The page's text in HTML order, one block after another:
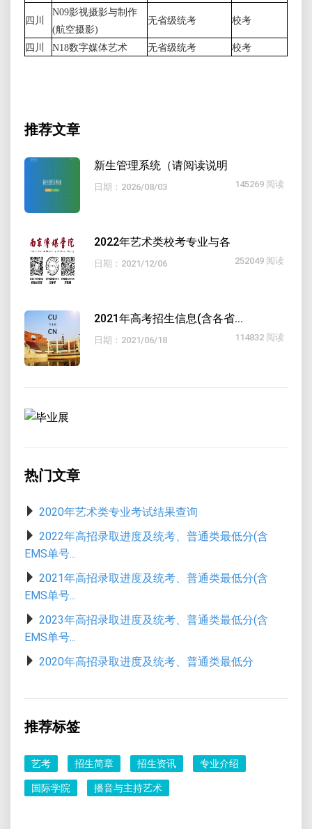
四川
N09影视摄影与制作
(航空摄影)
无省级统考 校考
四川 N18数字媒体艺术 无省级统考 校考
推荐文章
新生管理系统（请阅读说明
日期：2026/08/03 145269 阅读
2022年艺术类校考专业与各
日期：2021/12/06 252049 阅读
2021年高考招生信息(含各省...
日期：2021/06/18 114832 阅读
热门文章
2020年艺术类专业考试结果查询
2022年高招录取进度及统考、普通类最低分(含
EMS单号...
2021年高招录取进度及统考、普通类最低分(含
EMS单号...
2023年高招录取进度及统考、普通类最低分(含
EMS单号...
2020年高招录取进度及统考、普通类最低分
推荐标签
艺考 招生简章 招生资讯 专业介绍
国际学院 播音与主持艺术